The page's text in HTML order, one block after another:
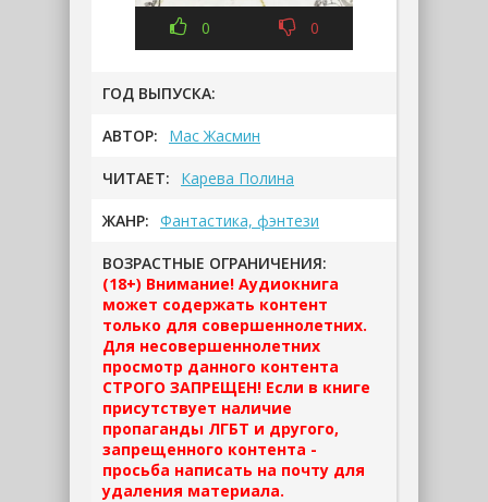
0 0
ГОД ВЫПУСКА:
АВТОР: Мас Жасмин
ЧИТАЕТ: Карева Полина
ЖАНР: Фантастика, фэнтези
ВОЗРАСТНЫЕ ОГРАНИЧЕНИЯ:
(18+) Внимание! Аудиокнига
может содержать контент
только для совершеннолетних.
Для несовершеннолетних
просмотр данного контента
СТРОГО ЗАПРЕЩЕН! Если в книге
присутствует наличие
пропаганды ЛГБТ и другого,
запрещенного контента -
просьба написать на почту для
удаления материала.